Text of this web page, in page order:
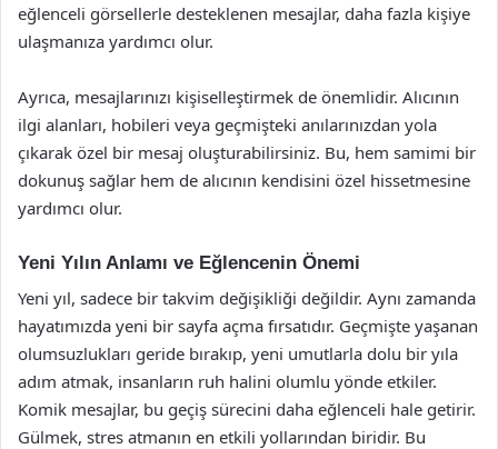
eğlenceli görsellerle desteklenen mesajlar, daha fazla kişiye
ulaşmanıza yardımcı olur.
Ayrıca, mesajlarınızı kişiselleştirmek de önemlidir. Alıcının
ilgi alanları, hobileri veya geçmişteki anılarınızdan yola
çıkarak özel bir mesaj oluşturabilirsiniz. Bu, hem samimi bir
dokunuş sağlar hem de alıcının kendisini özel hissetmesine
yardımcı olur.
Yeni Yılın Anlamı ve Eğlencenin Önemi
Yeni yıl, sadece bir takvim değişikliği değildir. Aynı zamanda
hayatımızda yeni bir sayfa açma fırsatıdır. Geçmişte yaşanan
olumsuzlukları geride bırakıp, yeni umutlarla dolu bir yıla
adım atmak, insanların ruh halini olumlu yönde etkiler.
Komik mesajlar, bu geçiş sürecini daha eğlenceli hale getirir.
Gülmek, stres atmanın en etkili yollarından biridir. Bu